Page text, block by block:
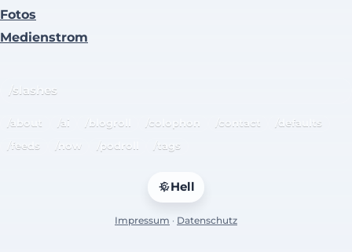
Fotos
Medienstrom
/slashes
/about /ai /blogroll /colophon /contact
/defaults
/feeds
/now /podroll /tags
Hell
Impressum · Datenschutz